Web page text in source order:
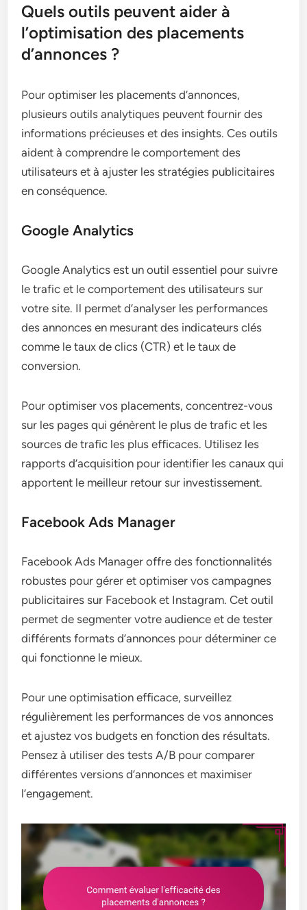
Quels outils peuvent aider à
l’optimisation des placements
d’annonces ?
Pour optimiser les placements d’annonces,
plusieurs outils analytiques peuvent fournir des
informations précieuses et des insights. Ces outils
aident à comprendre le comportement des
utilisateurs et à ajuster les stratégies publicitaires
en conséquence.
Google Analytics
Google Analytics est un outil essentiel pour suivre
le trafic et le comportement des utilisateurs sur
votre site. Il permet d’analyser les performances
des annonces en mesurant des indicateurs clés
comme le taux de clics (CTR) et le taux de
conversion.
Pour optimiser vos placements, concentrez-vous
sur les pages qui génèrent le plus de trafic et les
sources de trafic les plus efficaces. Utilisez les
rapports d’acquisition pour identifier les canaux qui
apportent le meilleur retour sur investissement.
Facebook Ads Manager
Facebook Ads Manager offre des fonctionnalités
robustes pour gérer et optimiser vos campagnes
publicitaires sur Facebook et Instagram. Cet outil
permet de segmenter votre audience et de tester
différents formats d’annonces pour déterminer ce
qui fonctionne le mieux.
Pour une optimisation efficace, surveillez
régulièrement les performances de vos annonces
et ajustez vos budgets en fonction des résultats.
Pensez à utiliser des tests A/B pour comparer
différentes versions d’annonces et maximiser
l’engagement.